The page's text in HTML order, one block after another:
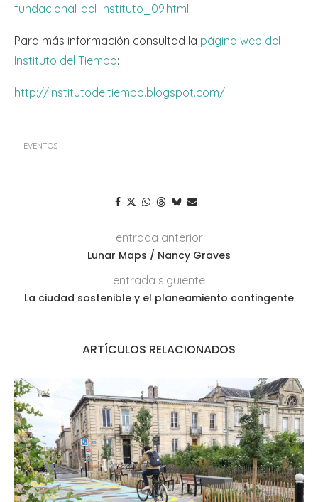
fundacional-del-instituto_09.html
Para más información consultad la página web del
Instituto del Tiempo:
http://institutodeltiempo.blogspot.com/
EVENTOS
entrada anterior
Lunar Maps / Nancy Graves
entrada siguiente
La ciudad sostenible y el planeamiento contingente
ARTÍCULOS RELACIONADOS